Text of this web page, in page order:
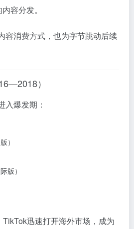
容分发。
容消费方式，也为字节跳动后续
）
入爆发期：
）
版）
迅速打开海外市场，成为